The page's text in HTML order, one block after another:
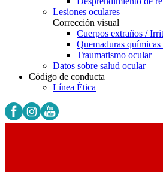
Lesiones oculares
Corrección visual
Cuerpos extraños /
Quemaduras
Traumatismo ocular
Datos sobre salud ocular
Código de conducta
Línea Ética